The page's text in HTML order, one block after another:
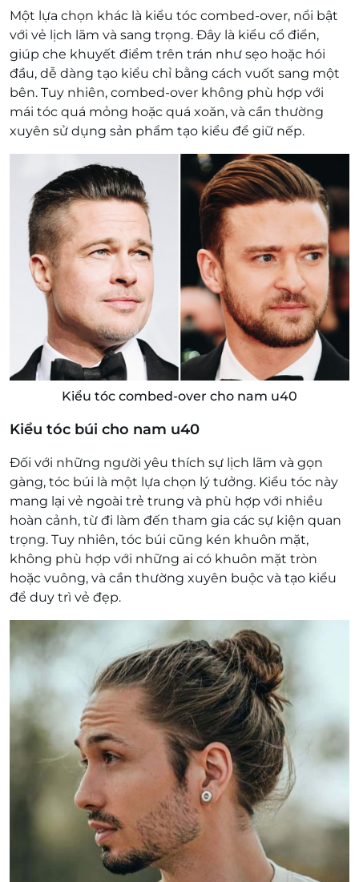
Một lựa chọn khác là kiểu tóc combed-over, nổi bật
với vẻ lịch lãm và sang trọng. Đây là kiểu cổ điển,
giúp che khuyết điểm trên trán như sẹo hoặc hói
đầu, dễ dàng tạo kiểu chỉ bằng cách vuốt sang một
bên. Tuy nhiên, combed-over không phù hợp với
mái tóc quá mỏng hoặc quá xoăn, và cần thường
xuyên sử dụng sản phẩm tạo kiểu để giữ nếp.
Kiểu tóc combed-over cho nam u40
Kiểu tóc búi cho nam u40
Đối với những người yêu thích sự lịch lãm và gọn
gàng, tóc búi là một lựa chọn lý tưởng. Kiểu tóc này
mang lại vẻ ngoài trẻ trung và phù hợp với nhiều
hoàn cảnh, từ đi làm đến tham gia các sự kiện quan
trọng. Tuy nhiên, tóc búi cũng kén khuôn mặt,
không phù hợp với những ai có khuôn mặt tròn
hoặc vuông, và cần thường xuyên buộc và tạo kiểu
để duy trì vẻ đẹp.